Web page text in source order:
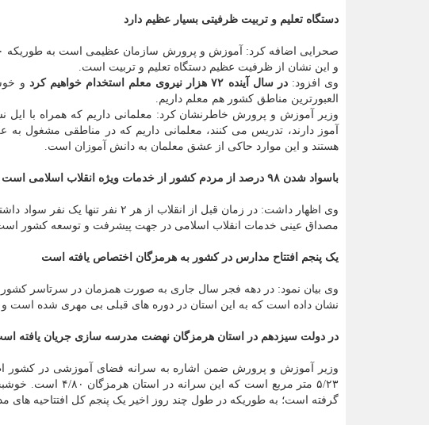
دستگاه تعلیم و تربیت ظرفیتی بسیار عظیم دارد
صحرایی اضافه کرد: آموزش و پرورش سازمان عظیمی است به طوریکه ۴۰ درصد کل نیروهای
و این نشان از ظرفیت عظیم دستگاه تعلیم و تربیت است.
وی افزود:در سال آینده ۷۲ هزار نیروی معلم استخدام خواهیم کرد و
العبورترین مناطق کشور هم معلم داریم.
آموز دارند، تدریس می کنند، معلمانی داریم که در مناطقی مشغول
هستند و این موارد حاکی از عشق معلمان به دانش آموزان است.
باسواد شدن ۹۸ درصد از مردم کشور از خدمات ویژه انقلاب اسلامی است
مصداق عینی خدمات انقلاب اسلامی در جهت پیشرفت و توسعه کشور
یک پنجم افتتاح مدارس در کشور به هرمزگان اختصاص یافته است
نشان داده است که به این استان در دوره های قبلی بی مهری شده
در دولت سیزدهم در استان هرمزگان نهضت مدرسه سازی جریان یافته
وزیر آموزش و پرورش ضمن اشاره به سرانه فضای آموزشی در کشور
۵/۲۳ متر مربع است
گرفته است؛ به طوریکه در طول چند روز اخیر یک پنجم کل افتتاحیه